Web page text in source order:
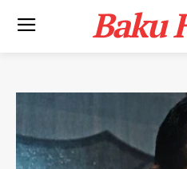
Baku